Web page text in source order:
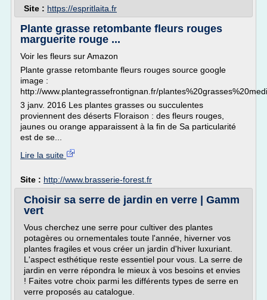
Site : https://espritlaita.fr
Plante grasse retombante fleurs rouges
marguerite rouge ...
Voir les fleurs sur Amazon
Plante grasse retombante fleurs rouges source google
image :
http://www.plantegrassefrontignan.fr/
3 janv. 2016 Les plantes grasses ou succulentes
proviennent des déserts Floraison : des fleurs rouges,
jaunes ou orange apparaissent à la fin de Sa particularité
est de se...
Lire la suite
Site : http://www.brasserie-forest.fr
Choisir sa serre de jardin en verre | Gamm
vert
Vous cherchez une serre pour cultiver des plantes
potagères ou ornementales toute l'année, hiverner vos
plantes fragiles et vous créer un jardin d'hiver luxuriant.
L'aspect esthétique reste essentiel pour vous. La serre de
jardin en verre répondra le mieux à vos besoins et envies
! Faites votre choix parmi les différents types de serre en
verre proposés au catalogue.